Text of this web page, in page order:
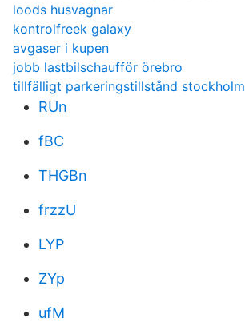
loods husvagnar
kontrolfreek galaxy
avgaser i kupen
jobb lastbilschaufför örebro
tillfälligt parkeringstillstånd stockholm
RUn
fBC
THGBn
frzzU
LYP
ZYp
ufM